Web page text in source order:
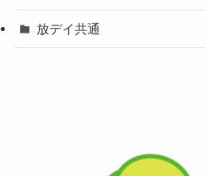
放デイ共通